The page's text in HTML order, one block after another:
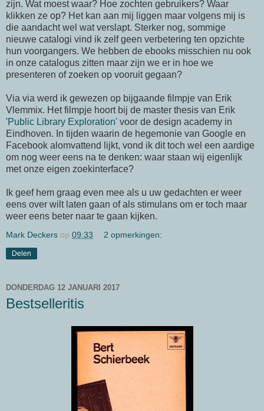
zijn. Wat moest waar? Hoe zochten gebruikers? Waar
klikken ze op? Het kan aan mij liggen maar volgens mij is
die aandacht wel wat verslapt. Sterker nog, sommige
nieuwe catalogi vind ik zelf geen verbetering ten opzichte
hun voorgangers. We hebben de ebooks misschien nu ook
in onze catalogus zitten maar zijn we er in hoe we
presenteren of zoeken op vooruit gegaan?
Via via werd ik gewezen op bijgaande filmpje van Erik
Vlemmix. Het filmpje hoort bij de master thesis van Erik
'Public Library Exploration' voor de design academy in
Eindhoven. In tijden waarin de hegemonie van Google en
Facebook alomvattend lijkt, vond ik dit toch wel een aardige
om nog weer eens na te denken: waar staan wij eigenlijk
met onze eigen zoekinterface?
Ik geef hem graag even mee als u uw gedachten er weer
eens over wilt laten gaan of als stimulans om er toch maar
weer eens beter naar te gaan kijken.
Mark Deckers op 09:33 2 opmerkingen:
Delen
DONDERDAG 12 JANUARI 2017
Bestselleritis